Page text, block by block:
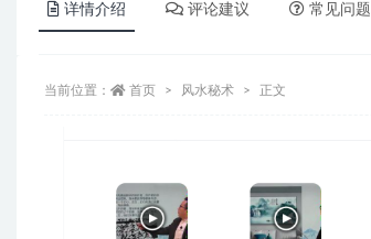
详情介绍 评论建议 常见问题
当前位置： 首页 风水秘术 正文